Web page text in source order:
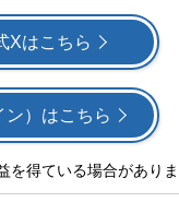
Xはこちら
ン）はこちら
を得ている場合がありま